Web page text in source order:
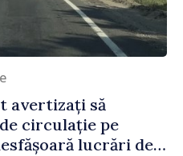
avertizați să
circulație pe
lucrări de